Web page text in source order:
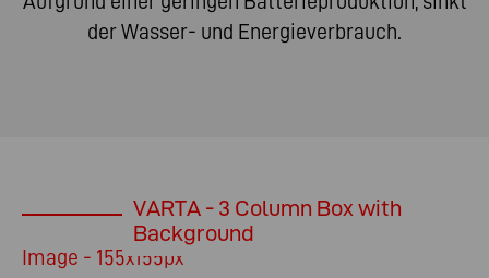
der Wasser- und Energieverbrauch.
VARTA - 3 Column Box with
Background
Image - 155x155px